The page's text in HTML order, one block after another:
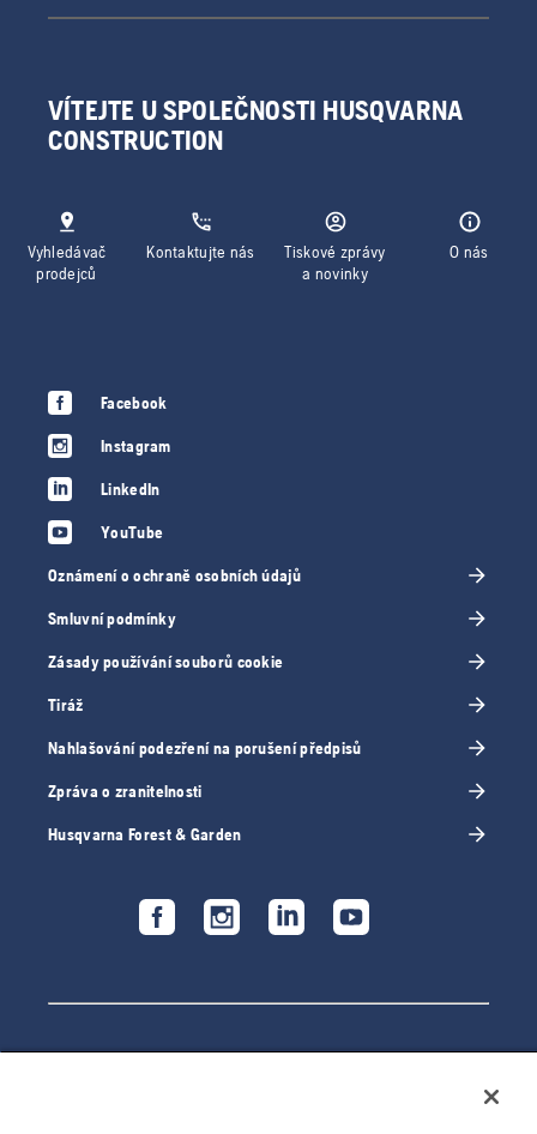
VÍTEJTE U SPOLEČNOSTI HUSQVARNA
CONSTRUCTION
Vyhledávač
prodejců
Kontaktujte nás
Tiskové zprávy
a novinky
O nás
Facebook
Instagram
LinkedIn
YouTube
Oznámení o ochraně osobních údajů
Smluvní podmínky
Zásady používání souborů cookie
Tiráž
Nahlašování podezření na porušení předpisů
Zpráva o zranitelnosti
Husqvarna Forest & Garden